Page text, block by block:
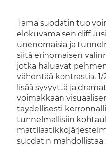
Tämä suodatin tuo
elokuvamaisen
unenomaisia ja
siitä erinomaisen
jotka haluavat
vähentää kontrastia.
lisää syvyyttä ja
voimakkaan
täydellisesti
tunnelmallisiin
suodatin mahdollistaa